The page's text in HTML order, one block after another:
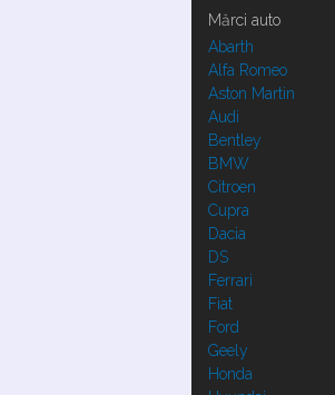
Mărci auto
Abarth
Alfa Romeo
Aston Martin
Audi
Bentley
BMW
Citroen
Cupra
Dacia
DS
Ferrari
Fiat
Ford
Geely
Honda